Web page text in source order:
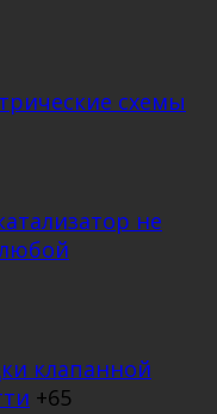
схемы
не
клапанной
+65